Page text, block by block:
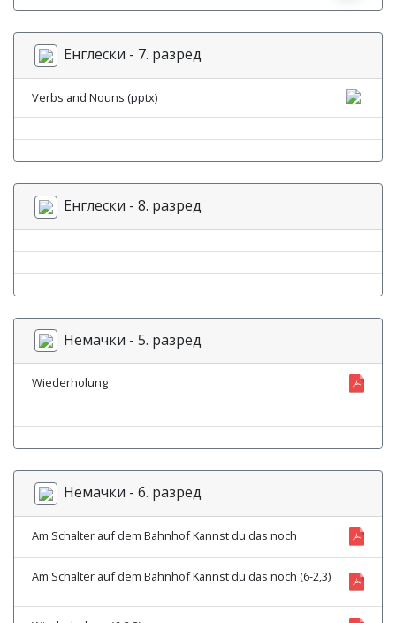
Енглески - 7. разред
Verbs and Nouns (pptx)
Енглески - 8. разред
Немачки - 5. разред
Wiederholung
Немачки - 6. разред
Am Schalter auf dem Bahnhof Kannst du das noch
Am Schalter auf dem Bahnhof Kannst du das noch (6-2,3)